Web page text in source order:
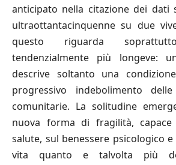
anticipato nella citazione dei dati
ultraottantacinquenne su due
questo riguarda
tendenzialmente più longeve:
descrive soltanto una
progressivo indebolimento
comunitarie. La solitudine
nuova forma di fragilità,
salute, sul benessere psicologico
vita quanto e talvolta più